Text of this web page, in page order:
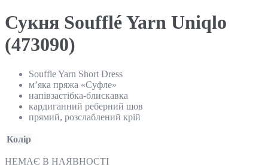
Сукня Soufflé Yarn Uniqlo
(473090)
Souffle Yarn Short Dress
м’яка пряжа «Суфле»
напівзастібка-блискавка
кардиганний реберний шов
прямий, розслаблений крій
Колір
НЕМАЄ В НАЯВНОСТІ